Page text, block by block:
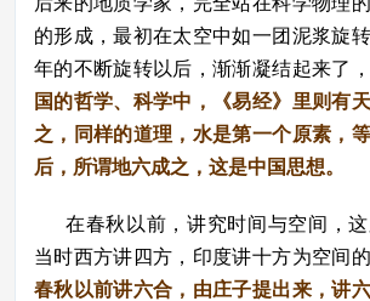
的形成，最初在太空中如一团泥浆旋
年的不断旋转以后，渐渐凝结起来了，
国的哲学、科学中，《易经》里则有
之，同样的道理，水是第一个原素，
后，所谓地六成之，这是中国思想。
在春秋以前，讲究时间与空间，这
当时西方讲四方，印度讲十方为空间的
春秋以前讲六合，由庄子提出来，讲